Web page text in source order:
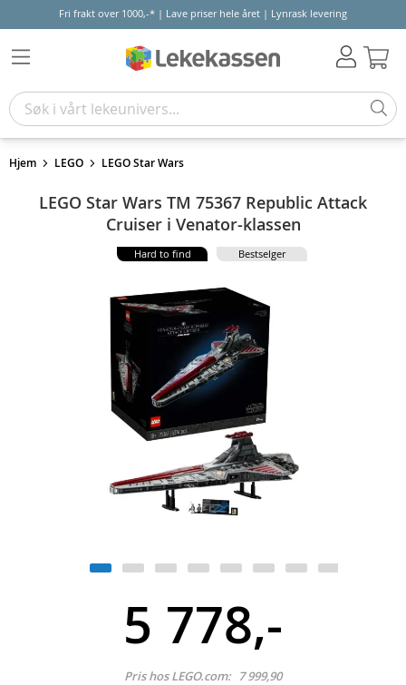
Fri frakt over 1000,-* | Lave priser hele året | Lynrask levering
Hjem LEGO LEGO Star Wars
LEGO Star Wars TM 75367 Republic Attack
Cruiser i Venator-klassen
Hard to find Bestselger
5 778,-
Pris hos LEGO.com: 7 999,90